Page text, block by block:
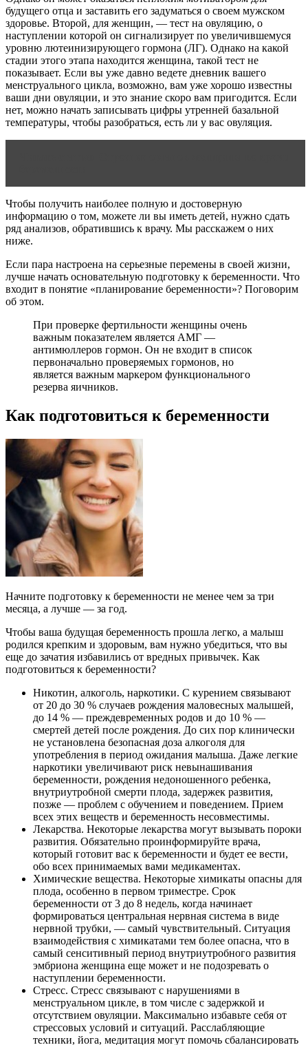
будущего отца и заставить его задуматься о своем мужском
здоровье. Второй, для женщин, — тест на овуляцию, о
наступлении которой он сигнализирует по увеличившемуся
уровню лютеинизирующего гормона (ЛГ). Однако на какой
стадии этого этапа находится женщина, такой тест не
показывает. Если вы уже давно ведете дневник вашего
менструального цикла, возможно, вам уже хорошо известны
ваши дни овуляции, и это знание скоро вам пригодится. Если
нет, можно начать записывать цифры утренней базальной
температуры, чтобы разобраться, есть ли у вас овуляция.
Чтобы получить наиболее полную и достоверную
информацию о том, можете ли вы иметь детей, нужно сдать
ряд анализов, обратившись к врачу. Мы расскажем о них
ниже.
Если пара настроена на серьезные перемены в своей жизни,
лучше начать основательную подготовку к беременности. Что
входит в понятие «планирование беременности»? Поговорим
об этом.
При проверке фертильности женщины очень
важным показателем является АМГ —
антимюллеров гормон. Он не входит в список
первоначально проверяемых гормонов, но
является важным маркером функционального
резерва яичников.
Как подготовиться к беременности
Начните подготовку к беременности не менее чем за три
месяца, а лучше — за год.
Чтобы ваша будущая беременность прошла легко, а малыш
родился крепким и здоровым, вам нужно убедиться, что вы
еще до зачатия избавились от вредных привычек. Как
подготовиться к беременности?
Никотин, алкоголь, наркотики. С курением связывают
от 20 до 30 % случаев рождения маловесных малышей,
до 14 % — преждевременных родов и до 10 % —
смертей детей после рождения. До сих пор клинически
не установлена безопасная доза алкоголя для
употребления в период ожидания малыша. Даже легкие
наркотики увеличивают риск невынашивания
беременности, рождения недоношенного ребенка,
внутриутробной смерти плода, задержек развития,
позже — проблем с обучением и поведением. Прием
всех этих веществ и беременность несовместимы.
Лекарства. Некоторые лекарства могут вызывать пороки
развития. Обязательно проинформируйте врача,
который готовит вас к беременности и будет ее вести,
обо всех принимаемых вами медикаментах.
Химические вещества. Некоторые химикаты опасны для
плода, особенно в первом триместре. Срок
беременности от 3 до 8 недель, когда начинает
формироваться центральная нервная система в виде
нервной трубки, — самый чувствительный. Ситуация
взаимодействия с химикатами тем более опасна, что в
самый сенситивный период внутриутробного развития
эмбриона женщина еще может и не подозревать о
наступлении беременности.
Стресс. Стресс связывают с нарушениями в
менструальном цикле, в том числе с задержкой и
отсутствием овуляции. Максимально избавьте себя от
стрессовых условий и ситуаций. Расслабляющие
техники, йога, медитация могут помочь сбалансировать